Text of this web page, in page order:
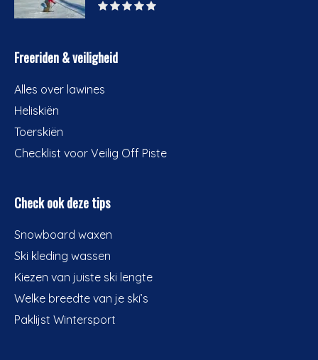
Freeriden & veiligheid
Alles over lawines
Heliskiën
Toerskiën
Checklist voor Veilig Off Piste
Check ook deze tips
Snowboard waxen
Ski kleding wassen
Kiezen van juiste ski lengte
Welke breedte van je ski’s
Paklijst Wintersport